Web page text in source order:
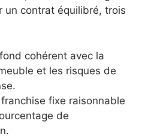
un contrat équilibré, trois
cohérent avec la
et les risques de
fixe raisonnable
de